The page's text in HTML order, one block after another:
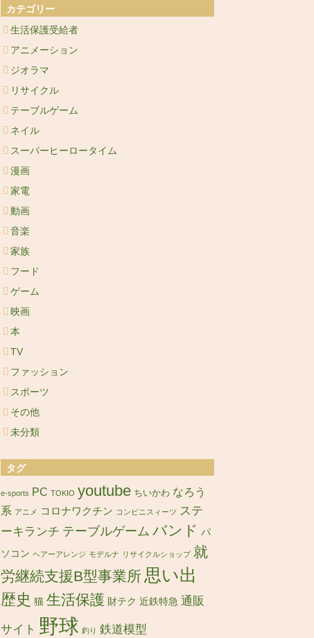
カテゴリー
生活保護受給者
アニメーション
ジオラマ
リサイクル
テーブルゲーム
ネイル
スーパーヒーロータイム
漫画
家電
動画
音楽
家族
フード
ゲーム
映画
本
TV
ファッション
スポーツ
その他
未分類
タグ
e-sports PC TOKIO youtube ちいかわ なろう
系 アニメ コロナワクチン コンビニスィーツ ステ
ーキランチ テーブルゲーム バンド パ
ソコン ヘアーアレンジ モデルナ リサイクルショップ 就
労継続支援B型事業所 思い出
歴史 猫 生活保護 財テク 近鉄特急 通販
サイト 野球 釣り 鉄道模型